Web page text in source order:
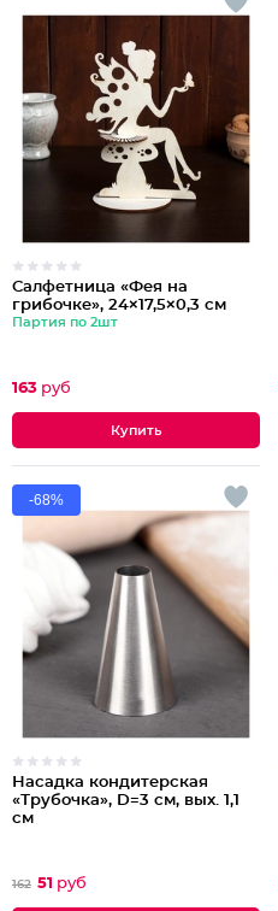
Салфетница «Фея на
грибочке», 24×17,5×0,3 см
Партия по 2шт
163 руб
-68%
Насадка кондитерская
«Трубочка», D=3 см, вых. 1,1
см
162 51 руб